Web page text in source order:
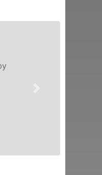
- STĚHOVACÍ
služby v Liberci
technikou. Tyto služby
v celém okresu
STĚHOVÁNÍ.